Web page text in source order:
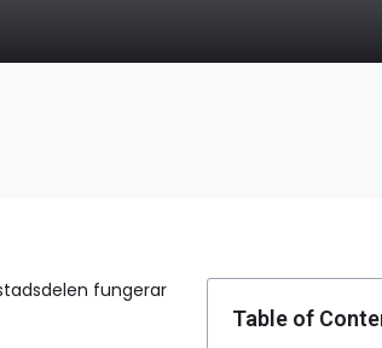
fungerar
Table of